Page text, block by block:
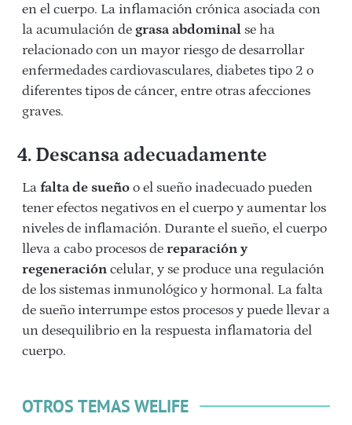
en el cuerpo. La inflamación crónica asociada con
la acumulación de grasa abdominal se ha
relacionado con un mayor riesgo de desarrollar
enfermedades cardiovasculares, diabetes tipo 2 o
diferentes tipos de cáncer, entre otras afecciones
graves.
4. Descansa adecuadamente
La falta de sueño o el sueño inadecuado pueden
tener efectos negativos en el cuerpo y aumentar los
niveles de inflamación. Durante el sueño, el cuerpo
lleva a cabo procesos de reparación y
regeneración celular, y se produce una regulación
de los sistemas inmunológico y hormonal. La falta
de sueño interrumpe estos procesos y puede llevar a
un desequilibrio en la respuesta inflamatoria del
cuerpo.
OTROS TEMAS WELIFE